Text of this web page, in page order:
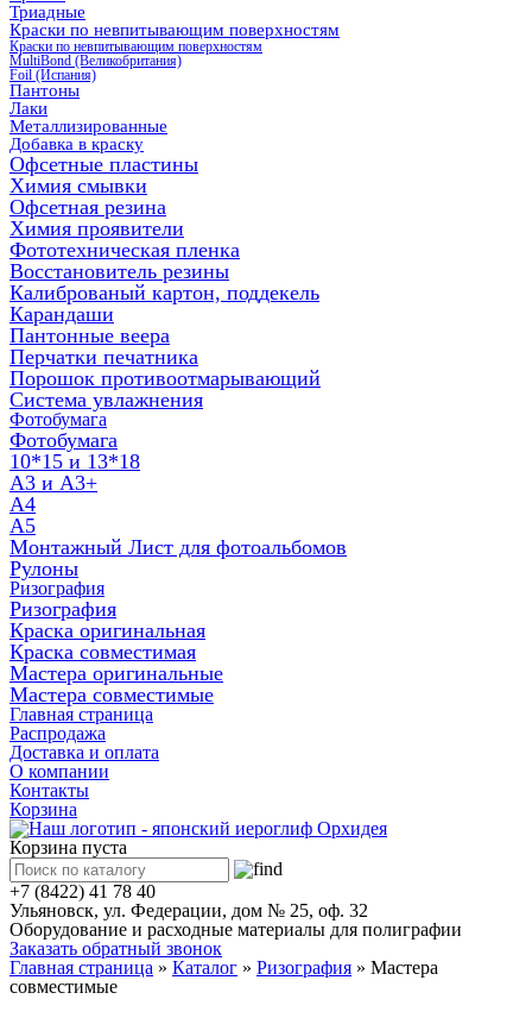
Триадные
Краски по невпитывающим поверхностям
Краски по невпитывающим поверхностям
MultiBond (Великобритания)
Foil (Испания)
Пантоны
Лаки
Металлизированные
Добавка в краску
Офсетные пластины
Химия смывки
Офсетная резина
Химия проявители
Фототехническая пленка
Восстановитель резины
Калиброваный картон, поддекель
Карандаши
Пантонные веера
Перчатки печатника
Порошок противоотмарывающий
Система увлажнения
Фотобумага
Фотобумага
10*15 и 13*18
A3 и А3+
А4
А5
Монтажный Лист для фотоальбомов
Рулоны
Ризография
Ризография
Краска оригинальная
Краска совместимая
Мастера оригинальные
Мастера совместимые
Главная страница
Распродажа
Доставка и оплата
О компании
Контакты
Корзина
Корзина пуста
+7 (8422) 41 78 40
Ульяновск, ул. Федерации, дом № 25, оф. 32
Оборудование и расходные материалы для полиграфии
Заказать обратный звонок
Главная страница » Каталог » Ризография » Мастера
совместимые